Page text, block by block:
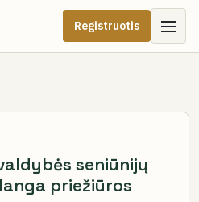
Registruotis
seniūnijų
priežiūros